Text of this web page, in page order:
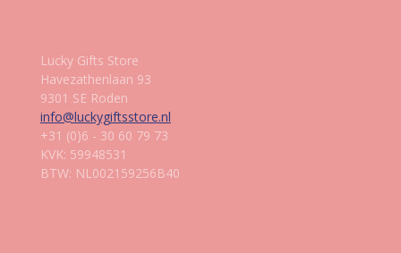
Lucky Gifts Store
Havezathenlaan 93
9301 SE Roden
info@luckygiftsstore.nl
+31 (0)6 - 30 60 79 73
KVK: 59948531
BTW: NL002159256B40